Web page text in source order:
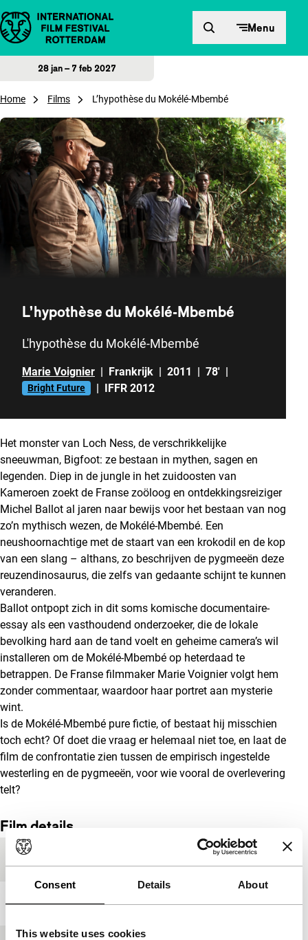
Consent Details About
This website uses cookies
Direct naar inhoud Menu
28 jan – 7 feb 2027
Home Films L’hypothèse du Mokélé-Mbembé
L’hypothèse du Mokélé-Mbembé
L'hypothèse du Mokélé-Mbembé
Marie Voignier | Frankrijk | 2011 | 78' |
Bright Future | IFFR 2012
Het monster van Loch Ness, de verschrikkelijke
sneeuwman, Bigfoot: ze bestaan in mythen, sagen en
legenden. Diep in de jungle in het zuidoosten van
Kameroen zoekt de Franse zoöloog en ontdekkingsreiziger
Michel Ballot al jaren naar bewijs voor het bestaan van nog
zo’n mythisch wezen, de Mokélé-Mbembé. Een
neushoornachtige met de staart van een krokodil en de kop
van een slang – althans, zo beschrijven de pygmeeën deze
reuzendinosaurus, die zelfs van gedaante schijnt te kunnen
veranderen.
Ballot ontpopt zich in dit soms komische documentaire-
essay als een vasthoudend onderzoeker, die de lokale
bevolking hard aan de tand voelt en geheime camera’s wil
installeren om de Mokélé-Mbembé op heterdaad te
betrappen. De Franse filmmaker Marie Voignier volgt hem
zonder commentaar, waardoor haar portret aan mysterie
wint.
Is de Mokélé-Mbembé pure fictie, of bestaat hij misschien
toch echt? Of doet die vraag er helemaal niet toe, en laat de
film de confrontatie zien tussen de empirisch ingestelde
westerling en de pygmeeën, voor wie vooral de overlevering
telt?
Film details
Productieland
Jaar 2011